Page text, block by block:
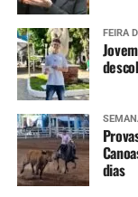
FEIRA
dias